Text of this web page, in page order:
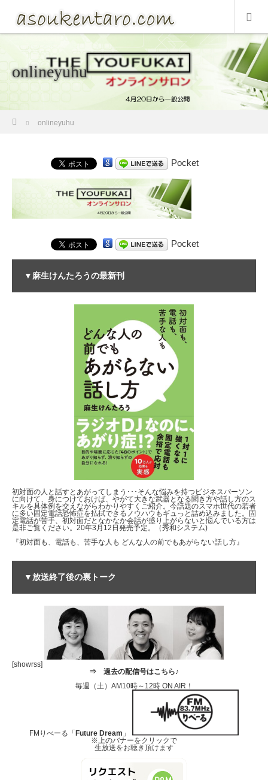
onlineyuhu
onlineyuhu
Pocket
Pocket
▼麻生けんたろうの最新刊
初対面の人と話すとあがってしまう･･･そんな悩みを持つビジネスパーソン
に向けて、身につけておけば、やがて大きな武器となる聞き方や話し方のス
キルを具体例を交えながらわかりやすくご紹介。今話題のスマホ世代の若者
に多い固定電話恐怖症を払拭できるノウハウもギュっと詰め込みました。固
定電話が苦手、初対面だとなかなか会話が盛り上がらないと悩んでいる方は
是非ご覧ください。20年3月12日発売予定。（秀和システム)
『初対面も、電話も、苦手な人も どんな人の前でもあがらない話し方』
▼放送終了後の裏トーク
[showrss]
⇒ 過去の配信号はこちら♪
毎週（土）AM10時～12時 ON AIR！
FMりべーる「 Future Dream 」
※上のバナーをクリックで
生放送をお聴き頂けます